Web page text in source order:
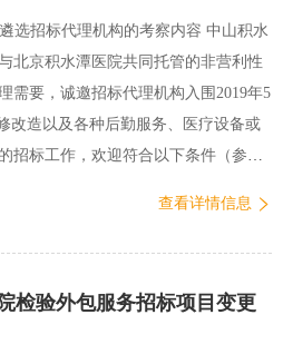
部门提出质疑。北京积水潭医院资产
北京积水潭医院共同托管的非营利性
需要，诚邀招标代理机构入围2019年5
改造以及各种后勤服务、医疗设备或
招标工作，欢迎符合以下条件（参看
开展以上招标工作时，将按不同类别
各类物资的招标代理工作； 第二
查看详情信息
检验外包服务招标项目变更